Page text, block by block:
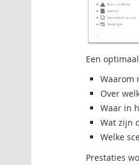
Een
Waarom
Over
Waar in
Wat zijn
Welke
Prestaties